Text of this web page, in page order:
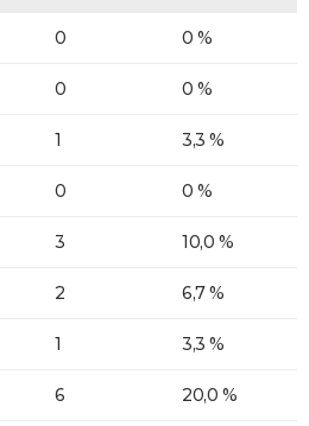
0 0 %
0 0 %
1 3,3 %
0 0 %
3 10,0 %
2 6,7 %
1 3,3 %
6 20,0 %